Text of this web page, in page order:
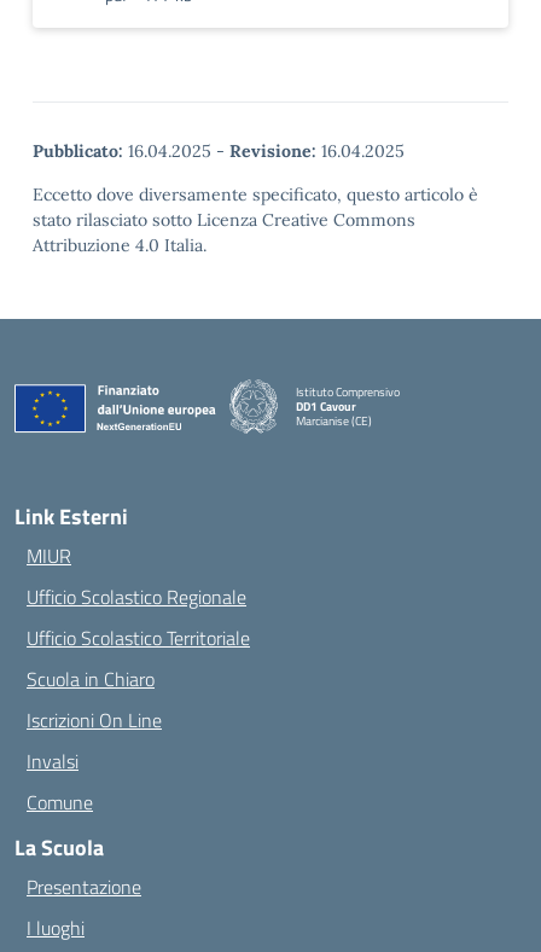
Pubblicato: 16.04.2025 - Revisione: 16.04.2025
Eccetto dove diversamente specificato, questo articolo è
stato rilasciato sotto Licenza Creative Commons
Attribuzione 4.0 Italia.
Istituto Comprensivo
DD1 Cavour
Marcianise (CE)
Link Esterni
MIUR
Ufficio Scolastico Regionale
Ufficio Scolastico Territoriale
Scuola in Chiaro
Iscrizioni On Line
Invalsi
Comune
La Scuola
Presentazione
I luoghi